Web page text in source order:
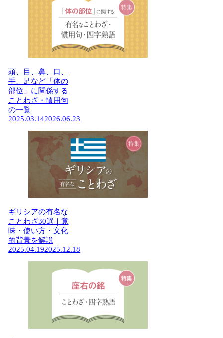
頭、目、鼻、口、
手、足など「体の
部位」に関係する
ことわざ・慣用句
の一覧
2025.03.142026.06.23
ギリシアの有名な
ことわざ30選｜意
味・使い方・文化
的背景を解説
2025.04.192025.12.18